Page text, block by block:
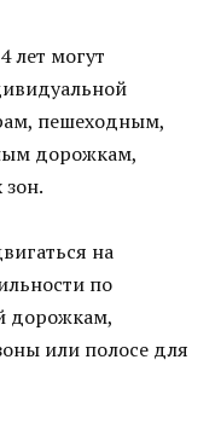
лет могут
пешеходным,
дорожкам,
на
по
дорожкам,
или полосе для